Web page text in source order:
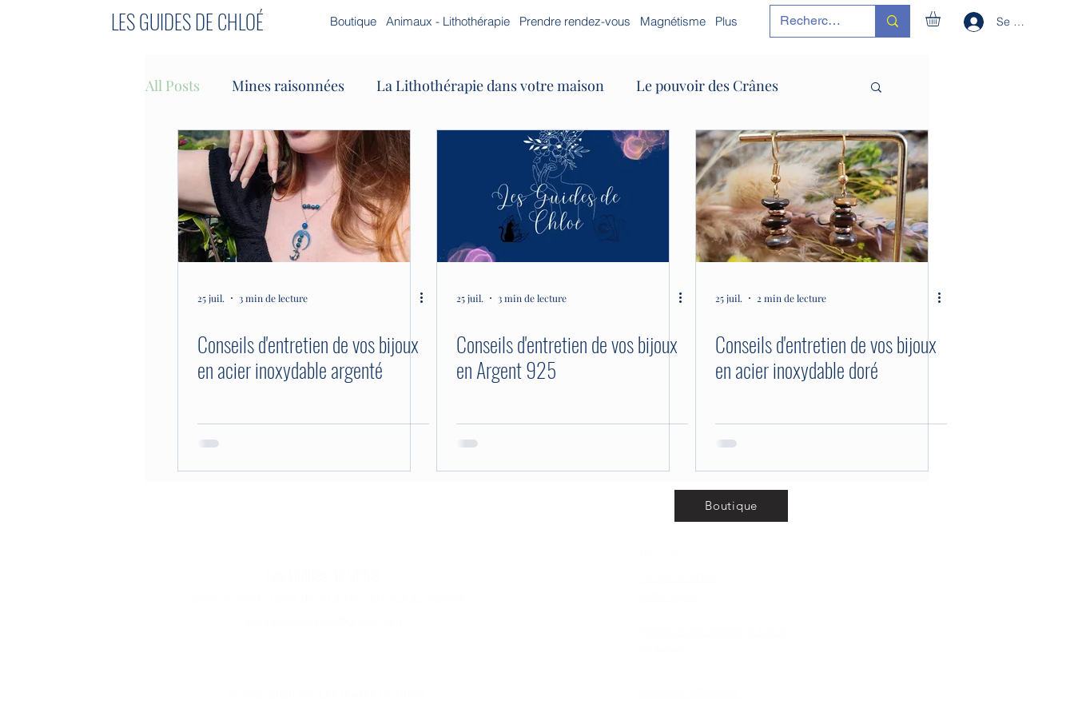
LES GUIDES DE CHLOÉ Boutique Animaux - Lithothérapie Prendre rendez-vous Magnétisme Plus Se connecter
All Posts Mines raisonnées La Lithothérapie dans votre maison Le pouvoir des Crânes
Purification - Nettoyage Les bases de la lithothérapie Lithothérapie et grossesse
La Lithothérapie et les émotions Vertus des pierres Pendule
25 juil. 3 min de lecture
Conseils d'entretien de vos bijoux
en acier inoxydable argenté
25 juil. 3 min de lecture
Conseils d'entretien de vos bijoux
en Argent 925
25 juil. 2 min de lecture
Conseils d'entretien de vos bijoux
en acier inoxydable doré
Boutique